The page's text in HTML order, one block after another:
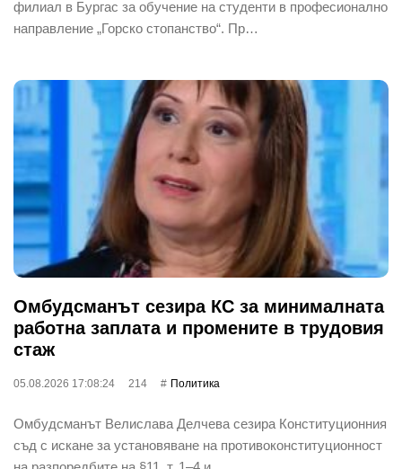
филиал в Бургас за обучение на студенти в професионално
направление „Горско стопанство“. Пр…
Омбудсманът сезира КС за минималната
работна заплата и промените в трудовия
стаж
05.08.2026 17:08:24 214 Политика
Омбудсманът Велислава Делчева сезира Конституционния
съд с искане за установяване на противоконституционност